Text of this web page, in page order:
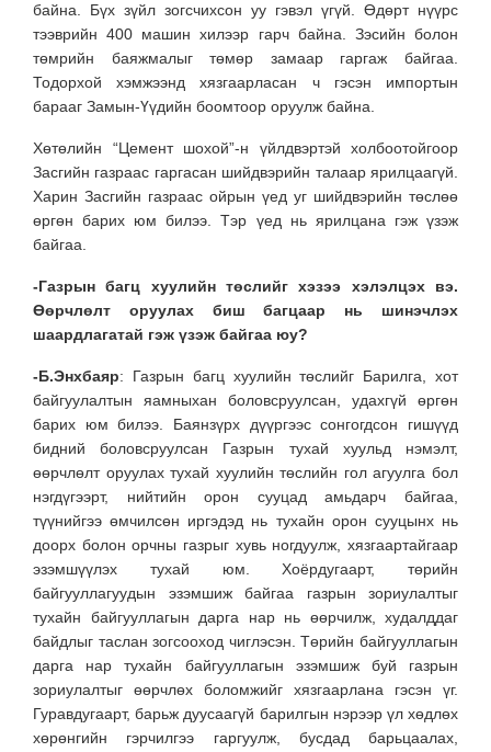
байна. Бүх зүйл зогсчихсон уу гэвэл үгүй. Өдөрт нүүрс
тээврийн 400 машин хилээр гарч байна. Зэсийн болон
төмрийн баяжмалыг төмөр замаар гаргаж байгаа.
Тодорхой хэмжээнд хязгаарласан ч гэсэн импортын
барааг Замын-Үүдийн боомтоор оруулж байна.
Хөтөлийн “Цемент шохой”-н үйлдвэртэй холбоотойгоор
Засгийн газраас гаргасан шийдвэрийн талаар ярилцаагүй.
Харин Засгийн газраас ойрын үед уг шийдвэрийн төслөө
өргөн барих юм билээ. Тэр үед нь ярилцана гэж үзэж
байгаа.
-Газрын багц хуулийн төслийг хэзээ хэлэлцэх вэ.
Өөрчлөлт оруулах биш багцаар нь шинэчлэх
шаардлагатай гэж үзэж байгаа юу?
-Б.Энхбаяр: Газрын багц хуулийн төслийг Барилга, хот
байгуулалтын яамныхан боловсруулсан, удахгүй өргөн
барих юм билээ. Баянзүрх дүүргээс сонгогдсон гишүүд
бидний боловсруулсан Газрын тухай хуульд нэмэлт,
өөрчлөлт оруулах тухай хуулийн төслийн гол агуулга бол
нэгдүгээрт, нийтийн орон сууцад амьдарч байгаа,
түүнийгээ өмчилсөн иргэдэд нь тухайн орон сууцынх нь
доорх болон орчны газрыг хувь ногдуулж, хязгаартайгаар
эзэмшүүлэх тухай юм. Хоёрдугаарт, төрийн
байгууллагуудын эзэмшиж байгаа газрын зориулалтыг
тухайн байгууллагын дарга нар нь өөрчилж, худалддаг
байдлыг таслан зогсооход чиглэсэн. Төрийн байгууллагын
дарга нар тухайн байгууллагын эзэмшиж буй газрын
зориулалтыг өөрчлөх боломжийг хязгаарлана гэсэн үг.
Гуравдугаарт, барьж дуусаагүй барилгын нэрээр үл хөдлөх
хөрөнгийн гэрчилгээ гаргуулж, бусдад барьцаалах,